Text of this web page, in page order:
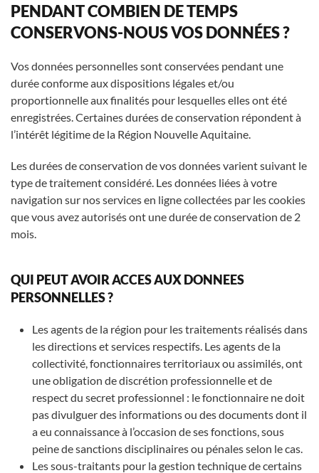
PENDANT COMBIEN DE TEMPS
CONSERVONS-NOUS VOS DONNÉES ?
Vos données personnelles sont conservées pendant une
durée conforme aux dispositions légales et/ou
proportionnelle aux finalités pour lesquelles elles ont été
enregistrées. Certaines durées de conservation répondent à
l’intérêt légitime de la Région Nouvelle Aquitaine.
Les durées de conservation de vos données varient suivant le
type de traitement considéré. Les données liées à votre
navigation sur nos services en ligne collectées par les cookies
que vous avez autorisés ont une durée de conservation de 2
mois.
QUI PEUT AVOIR ACCES AUX DONNEES
PERSONNELLES ?
Les agents de la région pour les traitements réalisés dans
les directions et services respectifs. Les agents de la
collectivité, fonctionnaires territoriaux ou assimilés, ont
une obligation de discrétion professionnelle et de
respect du secret professionnel : le fonctionnaire ne doit
pas divulguer des informations ou des documents dont il
a eu connaissance à l’occasion de ses fonctions, sous
peine de sanctions disciplinaires ou pénales selon le cas.
Les sous-traitants pour la gestion technique de certains